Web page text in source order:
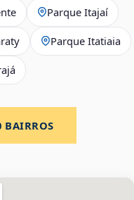
Parque Itajaí
Parque Itatiaia
BAIRROS